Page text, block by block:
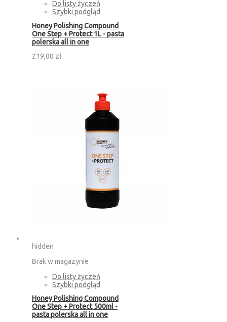
Do listy życzeń
Szybki podgląd
Honey Polishing Compound
One Step + Protect 1L - pasta
polerska all in one
219,00 zł
hidden
Brak w magazynie
Do listy życzeń
Szybki podgląd
Honey Polishing Compound
One Step + Protect 500ml -
pasta polerska all in one